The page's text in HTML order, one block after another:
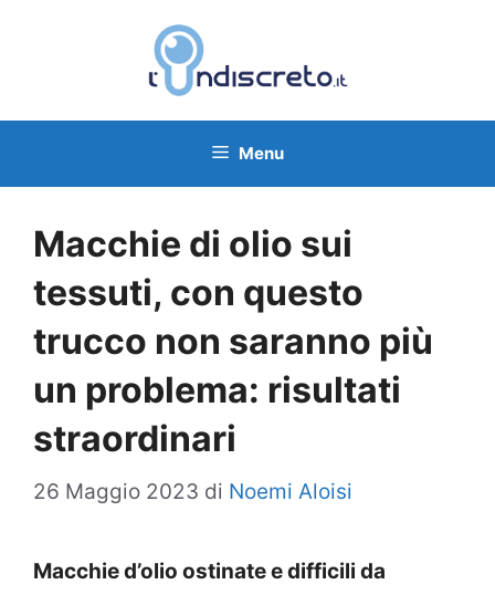
Menu
Macchie di olio sui
tessuti, con questo
trucco non saranno più
un problema: risultati
straordinari
26 Maggio 2023 di Noemi Aloisi
Macchie d’olio ostinate e difficili da